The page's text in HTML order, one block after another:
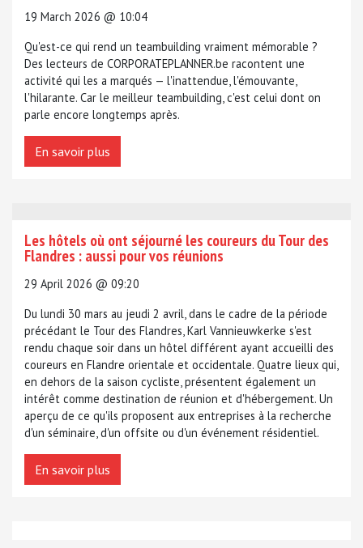
19 March 2026 @ 10:04
Qu'est-ce qui rend un teambuilding vraiment mémorable ?
Des lecteurs de CORPORATEPLANNER.be racontent une
activité qui les a marqués — l'inattendue, l'émouvante,
l'hilarante. Car le meilleur teambuilding, c'est celui dont on
parle encore longtemps après.
En savoir plus
Les hôtels où ont séjourné les coureurs du Tour des
Flandres : aussi pour vos réunions
29 April 2026 @ 09:20
Du lundi 30 mars au jeudi 2 avril, dans le cadre de la période
précédant le Tour des Flandres, Karl Vannieuwkerke s'est
rendu chaque soir dans un hôtel différent ayant accueilli des
coureurs en Flandre orientale et occidentale. Quatre lieux qui,
en dehors de la saison cycliste, présentent également un
intérêt comme destination de réunion et d'hébergement. Un
aperçu de ce qu'ils proposent aux entreprises à la recherche
d'un séminaire, d'un offsite ou d'un événement résidentiel.
En savoir plus